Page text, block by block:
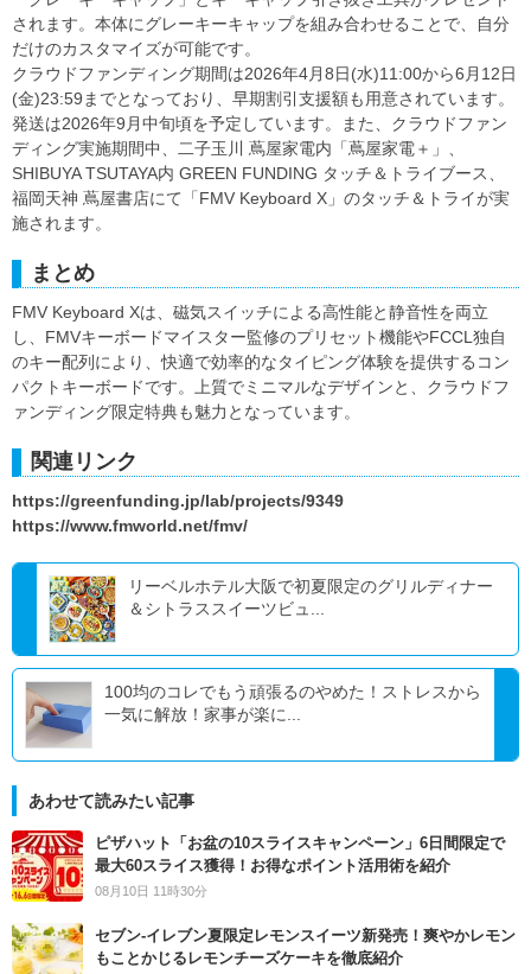
されます。本体にグレーキーキャップを組み合わせることで、自分
だけのカスタマイズが可能です。
クラウドファンディング期間は2026年4月8日(水)11:00から6月12日
(金)23:59までとなっており、早期割引支援額も用意されています。
発送は2026年9月中旬頃を予定しています。また、クラウドファン
ディング実施期間中、二子玉川 蔦屋家電内「蔦屋家電＋」、
SHIBUYA TSUTAYA内 GREEN FUNDING タッチ＆トライブース、
福岡天神 蔦屋書店にて「FMV Keyboard X」のタッチ＆トライが実
施されます。
まとめ
FMV Keyboard Xは、磁気スイッチによる高性能と静音性を両立
し、FMVキーボードマイスター監修のプリセット機能やFCCL独自
のキー配列により、快適で効率的なタイピング体験を提供するコン
パクトキーボードです。上質でミニマルなデザインと、クラウドフ
ァンディング限定特典も魅力となっています。
関連リンク
https://greenfunding.jp/lab/projects/9349
https://www.fmworld.net/fmv/
リーベルホテル大阪で初夏限定のグリルディナー
＆シトラススイーツビュ...
100均のコレでもう頑張るのやめた！ストレスから
一気に解放！家事が楽に...
あわせて読みたい記事
ピザハット「お盆の10スライスキャンペーン」6日間限定で
最大60スライス獲得！お得なポイント活用術を紹介
08月10日 11時30分
セブン‐イレブン夏限定レモンスイーツ新発売！爽やかレモン
もことかじるレモンチーズケーキを徹底紹介